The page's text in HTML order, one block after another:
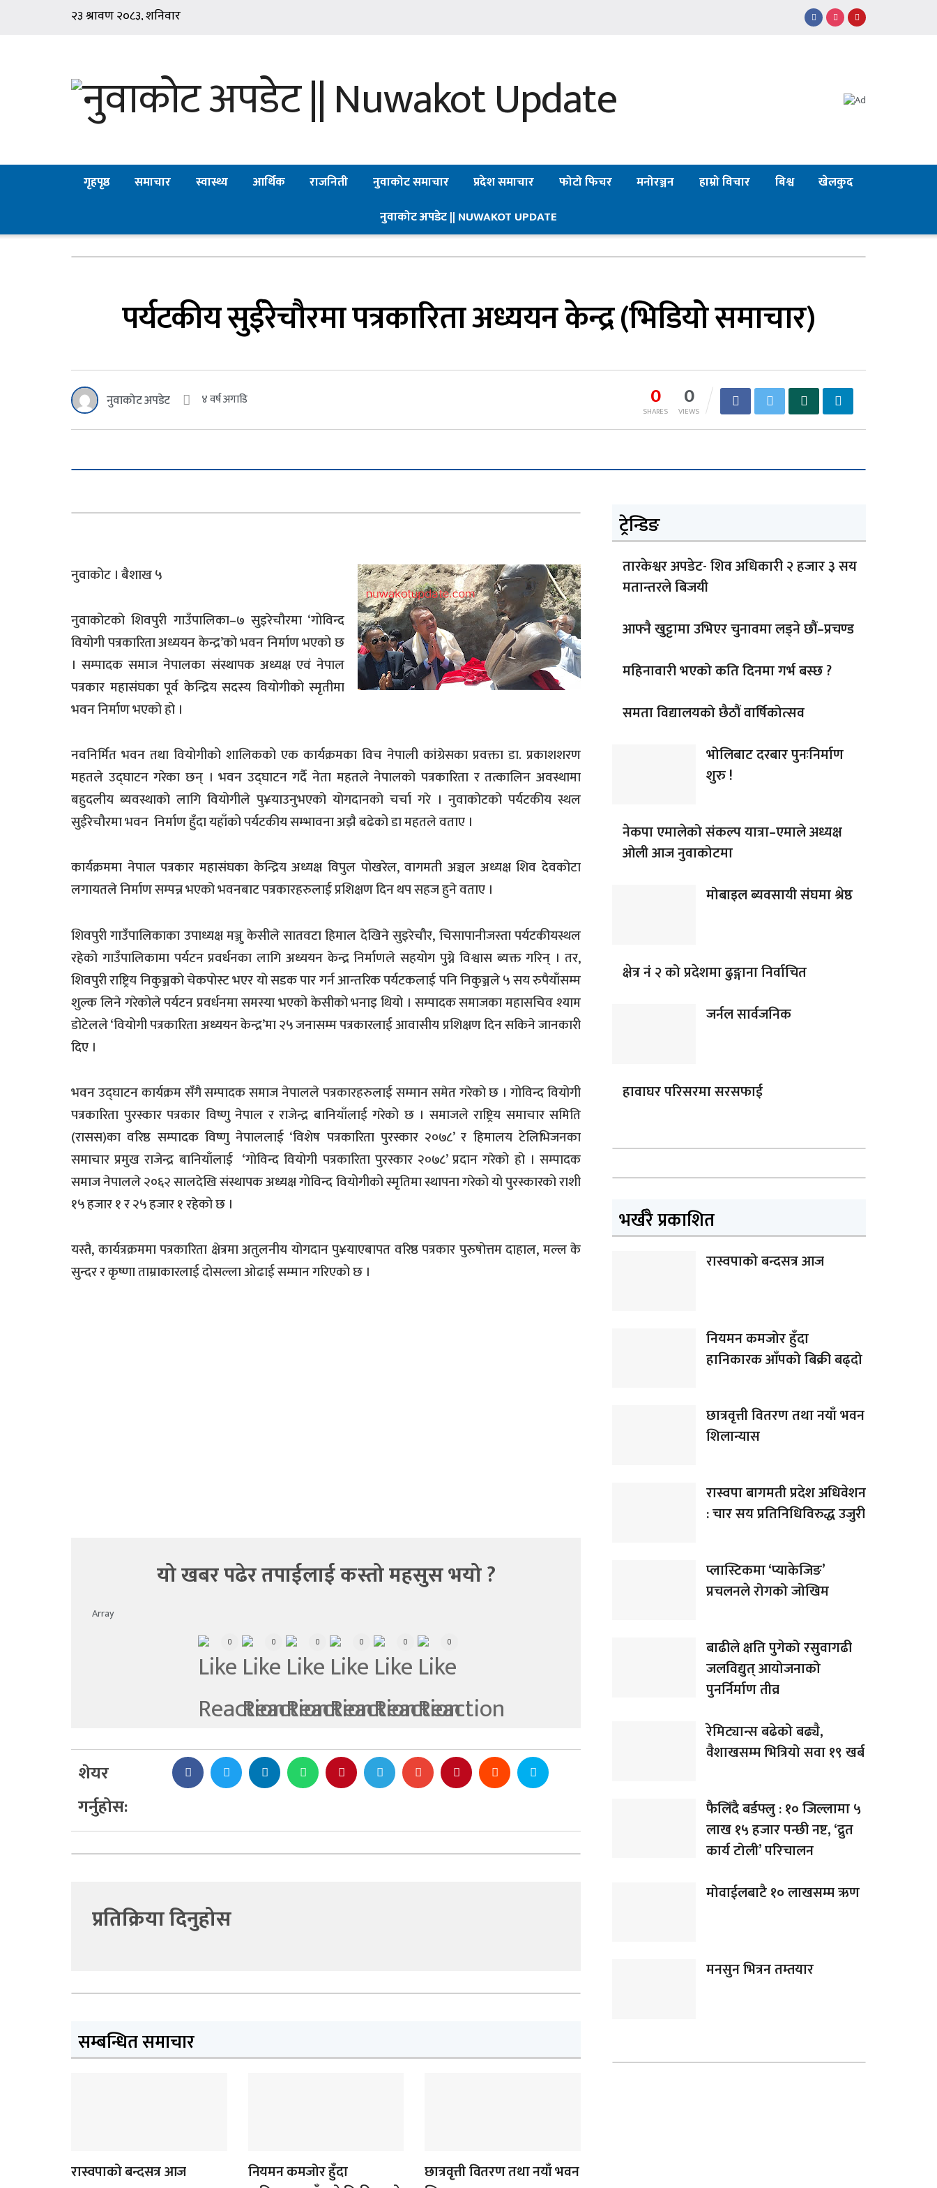
गृहपृष्ठ समाचार स्वास्थ्य आर्थिक राजनिती नुवाकोट समाचार प्रदेश समाचार फोटो फिचर मनोरञ्जन हाम्रो विचार बिश्व
खेलकुद
नुवाकोट अपडेट || NUWAKOT UPDATE
पर्यटकीय सुईरेचौरमा पत्रकारिता अध्ययन केन्द्र (भिडियो समाचार)
नुवाकोट अपडेट 0
SHARES 0
VIEWS
४ वर्ष अगाडि
नुवाकोट । बैशाख ५
नुवाकोटको शिवपुरी गाउँपालिका–७ सुइरेचौरमा ‘गोविन्द
वियोगी पत्रकारिता अध्ययन केन्द्र’को भवन निर्माण भएको छ
। सम्पादक समाज नेपालका संस्थापक अध्यक्ष एवं नेपाल
पत्रकार महासंघका पूर्व केन्द्रिय सदस्य वियोगीको स्मृतीमा
भवन निर्माण भएको हो ।
नवनिर्मित भवन तथा वियोगीको शालिकको एक कार्यक्रमका विच नेपाली कांग्रेसका प्रवक्ता डा. प्रकाशशरण
महतले उद्घाटन गरेका छन् । भवन उद्घाटन गर्दै नेता महतले नेपालको पत्रकारिता र तत्कालिन अवस्थामा
बहुदलीय ब्यवस्थाको लागि वियोगीले पु¥याउनुभएको योगदानको चर्चा गरे । नुवाकोटको पर्यटकीय स्थल
सुईरेचौरमा भवन निर्माण हुँदा यहाँको पर्यटकीय सम्भावना अझै बढेको डा महतले वताए ।
कार्यक्रममा नेपाल पत्रकार महासंघका केन्द्रिय अध्यक्ष विपुल पोखरेल, वागमती अञ्चल अध्यक्ष शिव देवकोटा
लगायतले निर्माण सम्पन्न भएको भवनबाट पत्रकारहरुलाई प्रशिक्षण दिन थप सहज हुने वताए ।
शिवपुरी गाउँपालिकाका उपाध्यक्ष मञ्जु केसीले सातवटा हिमाल देखिने सुइरेचौर, चिसापानीजस्ता पर्यटकीयस्थल
रहेको गाउँपालिकामा पर्यटन प्रवर्धनका लागि अध्ययन केन्द्र निर्माणले सहयोग पुग्ने विश्वास ब्यक्त गरिन् । तर,
शिवपुरी राष्ट्रिय निकुञ्जको चेकपोस्ट भएर यो सडक पार गर्न आन्तरिक पर्यटकलाई पनि निकुञ्जले ५ सय रुपैयाँसम्म
शुल्क लिने गरेकोले पर्यटन प्रवर्धनमा समस्या भएको केसीको भनाइ थियो । सम्पादक समाजका महासचिव श्याम
डोटेलले ‘वियोगी पत्रकारिता अध्ययन केन्द्र’मा २५ जनासम्म पत्रकारलाई आवासीय प्रशिक्षण दिन सकिने जानकारी
दिए ।
भवन उद्घाटन कार्यक्रम सँगै सम्पादक समाज नेपालले पत्रकारहरुलाई सम्मान समेत गरेको छ । गोविन्द वियोगी
पत्रकारिता पुरस्कार पत्रकार विष्णु नेपाल र राजेन्द्र बानियाँलाई गरेको छ । समाजले राष्ट्रिय समाचार समिति
(रासस)का वरिष्ठ सम्पादक विष्णु नेपाललाई ‘विशेष पत्रकारिता पुरस्कार २०७८’ र हिमालय टेलिभिजनका
समाचार प्रमुख राजेन्द्र बानियाँलाई ‘गोविन्द वियोगी पत्रकारिता पुरस्कार २०७८’ प्रदान गरेको हो । सम्पादक
समाज नेपालले २०६२ सालदेखि संस्थापक अध्यक्ष गोविन्द वियोगीको स्मृतिमा स्थापना गरेको यो पुरस्कारको राशी
१५ हजार १ र २५ हजार १ रहेको छ ।
यस्तै, कार्यत्रक्रममा पत्रकारिता क्षेत्रमा अतुलनीय योगदान पु¥याएबापत वरिष्ठ पत्रकार पुरुषोत्तम दाहाल, मल्ल के
सुन्दर र कृष्णा ताम्राकारलाई दोसल्ला ओढाई सम्मान गरिएको छ ।
यो खबर पढेर तपाईलाई कस्तो महसुस भयो ?
Array
0 0 0 0 0 0
शेयर
गर्नुहोस:
प्रतिक्रिया दिनुहोस
सम्बन्धित समाचार
रास्वपाको बन्दसत्र आज
नियमन कमजोर हुँदा
छात्रवृत्ती वितरण तथा नयाँ भवन
ट्रेन्डिङ
तारकेश्वर अपडेट- शिव अधिकारी २ हजार ३ सय
मतान्तरले बिजयी
आफ्नै खुट्टामा उभिएर चुनावमा लड्ने छौं–प्रचण्ड
महिनावारी भएको कति दिनमा गर्भ बस्छ ?
समता विद्यालयको छैठौं वार्षिकोत्सव
भोलिबाट दरबार पुनःनिर्माण
शुरु !
नेकपा एमालेको संकल्प यात्रा–एमाले अध्यक्ष
ओली आज नुवाकोटमा
मोबाइल ब्यवसायी संघमा श्रेष्ठ
क्षेत्र नं २ को प्रदेशमा ढुङ्गाना निर्वाचित
जर्नल सार्वजनिक
हावाघर परिसरमा सरसफाई
भर्खरै प्रकाशित
रास्वपाको बन्दसत्र आज
नियमन कमजोर हुँदा
हानिकारक आँपको बिक्री बढ्दो
छात्रवृत्ती वितरण तथा नयाँ भवन
शिलान्यास
रास्वपा बागमती प्रदेश अधिवेशन
: चार सय प्रतिनिधिविरुद्ध उजुरी
प्लास्टिकमा ‘प्याकेजिङ’
प्रचलनले रोगको जोखिम
बाढीले क्षति पुगेको रसुवागढी
जलविद्युत् आयोजनाको
पुनर्निर्माण तीव्र
रेमिट्यान्स बढेको बढ्यै,
वैशाखसम्म भित्रियो सवा १९ खर्ब
फैलिँदै बर्डफ्लु : १० जिल्लामा ५
लाख १५ हजार पन्छी नष्ट, ‘द्रुत
कार्य टोली’ परिचालन
मोवाईलबाटै १० लाखसम्म ऋण
मनसुन भित्रन तम्तयार